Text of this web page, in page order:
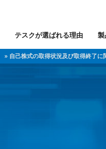
テスクが選ばれる理由 製
» 自己株式の取得状況及び取得終了に